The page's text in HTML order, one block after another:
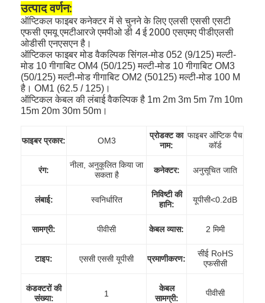
उत्पाद वर्णन:
ऑप्टिकल फाइबर कनेक्टर में से चुनने के लिए एलसी एससी एसटी
एफसी एमयू एमटीआरजे एमपीओ डी 4 ई 2000 एसएमए पीडीएलसी
ओडीसी एनएसएन है।
ऑप्टिकल फाइबर मोड वैकल्पिक सिंगल-मोड 052 (9/125) मल्टी-
मोड 10 गीगाबिट OM4 (50/125) मल्टी-मोड 10 गीगाबिट OM3
(50/125) मल्टी-मोड गीगाबिट OM2 (50125) मल्टी-मोड 100 M
है। OM1 (62.5 / 125)।
ऑप्टिकल केबल की लंबाई वैकल्पिक है 1m 2m 3m 5m 7m 10m
15m 20m 30m 50m।
फाइबर प्रकार: OM3
प्रोडक्ट का
नाम:
फाइबर ऑप्टिक पैच
कॉर्ड
रंग:
नीला, अनुकूलित किया जा
सकता है
कनेक्टर: अनुसूचित जाति
लंबाई: स्वनिर्धारित
निविष्टी की
हानि:
यूपीसी<0.2dB
सामग्री: पीवीसी केबल व्यास: 2 मिमी
टाइप: एससी एससी यूपीसी प्रमाणीकरण:
सीई RoHS
एफसीसी
कंडक्टरों की
संख्या:
1
केबल
सामग्री:
पीवीसी